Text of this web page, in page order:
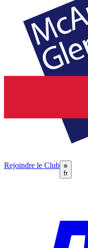
Rejoindre le Club
fr